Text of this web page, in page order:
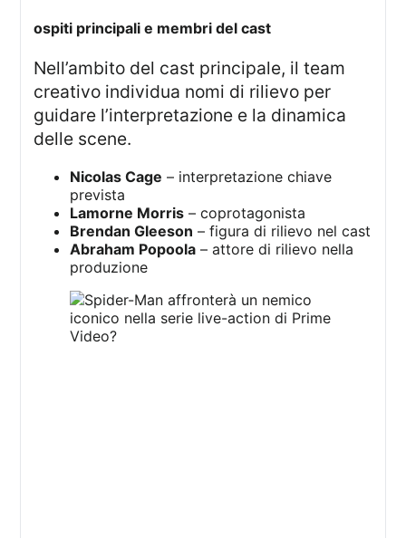
ospiti principali e membri del cast
Nell’ambito del cast principale, il team
creativo individua nomi di rilievo per
guidare l’interpretazione e la dinamica
delle scene.
Nicolas Cage – interpretazione chiave
prevista
Lamorne Morris – coprotagonista
Brendan Gleeson – figura di rilievo nel cast
Abraham Popoola – attore di rilievo nella
produzione